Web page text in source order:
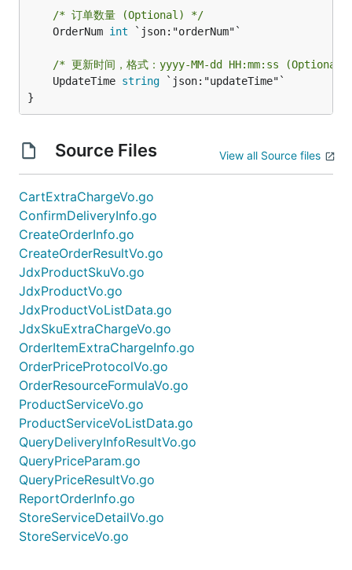
/* 订单数量 (Optional) */
	OrderNum
int `json:"orderNum"`
/* 更新时间，格式：yyyy-MM-dd HH:mm:ss
	UpdateTime
string `json:"updateTime"`
}
Source Files View all Source files
CartExtraChargeVo.go
ConfirmDeliveryInfo.go
CreateOrderInfo.go
CreateOrderResultVo.go
JdxProductSkuVo.go
JdxProductVo.go
JdxProductVoListData.go
JdxSkuExtraChargeVo.go
OrderItemExtraChargeInfo.go
OrderPriceProtocolVo.go
OrderResourceFormulaVo.go
ProductServiceVo.go
ProductServiceVoListData.go
QueryDeliveryInfoResultVo.go
QueryPriceParam.go
QueryPriceResultVo.go
ReportOrderInfo.go
StoreServiceDetailVo.go
StoreServiceVo.go